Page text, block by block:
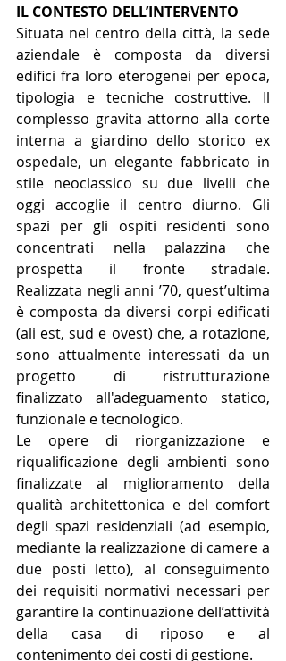
IL CONTESTO DELL’INTERVENTO
Situata nel centro della città, la sede
aziendale è composta da diversi
edifici fra loro eterogenei per epoca,
tipologia e tecniche costruttive. Il
complesso gravita attorno alla corte
interna a giardino dello storico ex
ospedale, un elegante fabbricato in
stile neoclassico su due livelli che
oggi accoglie il centro diurno. Gli
spazi per gli ospiti residenti sono
concentrati nella palazzina che
prospetta il fronte stradale.
Realizzata negli anni ’70, quest’ultima
è composta da diversi corpi edificati
(ali est, sud e ovest) che, a rotazione,
sono attualmente interessati da un
progetto di ristrutturazione
finalizzato all'adeguamento statico,
funzionale e tecnologico.
Le opere di riorganizzazione e
riqualificazione degli ambienti sono
finalizzate al miglioramento della
qualità architettonica e del comfort
degli spazi residenziali (ad esempio,
mediante la realizzazione di camere a
due posti letto), al conseguimento
dei requisiti normativi necessari per
garantire la continuazione dell’attività
della casa di riposo e al
contenimento dei costi di gestione.